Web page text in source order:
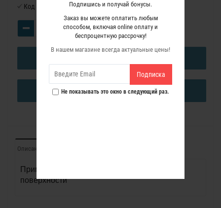
Подпишись и получай бонусы.
Заказ вы можете оплатить любым
способом, включая online оплату и
беспроцентную рассрочку!
В нашем магазине всегда актуальные цены!
Подписка
Не показывать это окно в следующий раз.
Код товара: 9791117
КУПИТЬ В ОДИН КЛИК
Описание
Применение: грунты, краска, грубые
поверхности